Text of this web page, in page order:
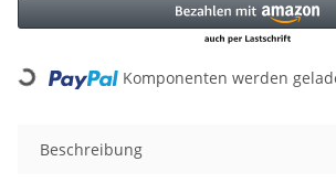
Loading... Komponenten werden
Beschreibung